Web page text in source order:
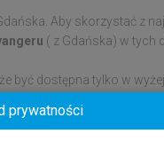
Aby skorzystać z
( z Gdańska) w tych
być dostępna tylko w
z Gdańska
prywatności